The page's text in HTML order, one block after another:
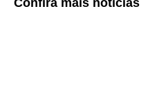
Confira mais notícias